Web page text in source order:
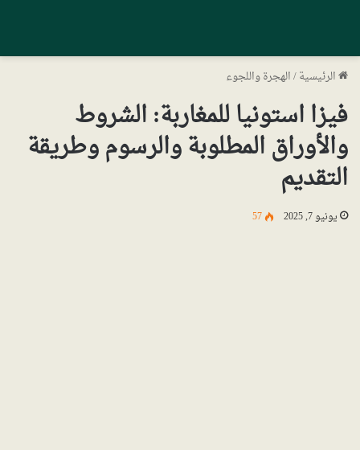
الرئيسية/الهجرة واللجوء
فيزا استونيا للمغاربة: الشروط
والأوراق المطلوبة والرسوم وطريقة
التقديم
يونيو 7, 2025 57